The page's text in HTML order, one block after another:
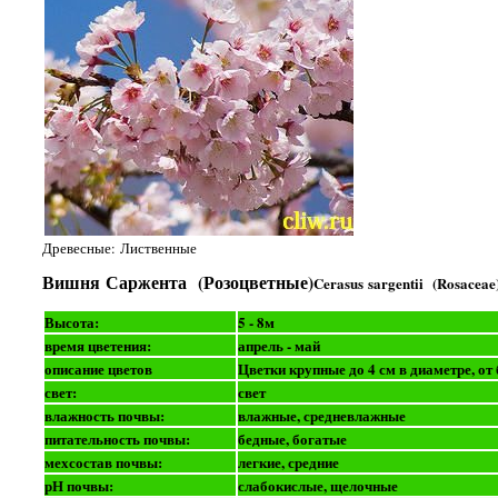
Древесные: Лиственные
Вишня Саржента (Розоцветные)Cerasus sargentii
Высота:
5 - 8м
время цветения:
апрель - май
описание цветов
Цветки крупные до 4 см в диаметре,
свет:
свет
влажность почвы:
влажные, средневлажные
питательность почвы:
бедные, богатые
мехсостав почвы:
легкие, средние
рН почвы:
слабокислые, щелочные